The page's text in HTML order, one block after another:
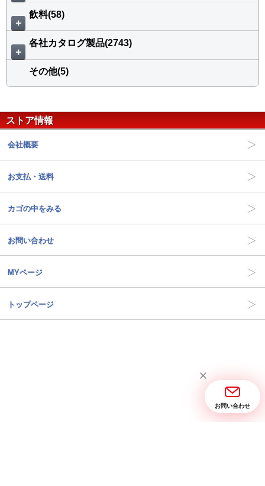
＋
飲料(58)
＋
各社カタログ製品(2743)
その他(5)
ストア情報
会社概要
お支払・送料
カゴの中をみる
お問い合わせ
MYページ
トップページ
お問い合わせ